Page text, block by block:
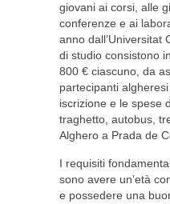
giovani ai corsi, alle
conferenze e ai
anno dall’Universitat
di studio consistono
800 € ciascuno, da
partecipanti
iscrizione e le spese
traghetto, autobus,
Alghero a Prada de
I requisiti
sono avere un’età
e possedere una